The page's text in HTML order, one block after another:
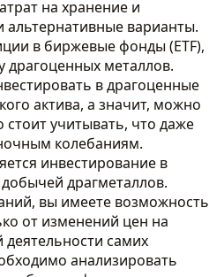
на хранение и
альтернативные варианты.
в биржевые фонды (ETF),
драгоценных металлов.
в драгоценные
актива, а значит, можно
стоит учитывать, что даже
колебаниям.
инвестирование в
драгметаллов.
вы имеете возможность
от изменений цен на
самих
анализировать